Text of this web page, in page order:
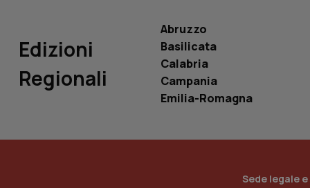
Edizioni
Regionali
Abruzzo
Basilicata
Calabria
Campania
Emilia-Romagna
Sede legale
VISITOR_INFO1_LIVE